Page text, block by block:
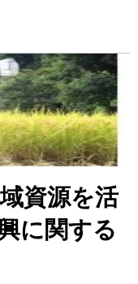
資源を活
に関する